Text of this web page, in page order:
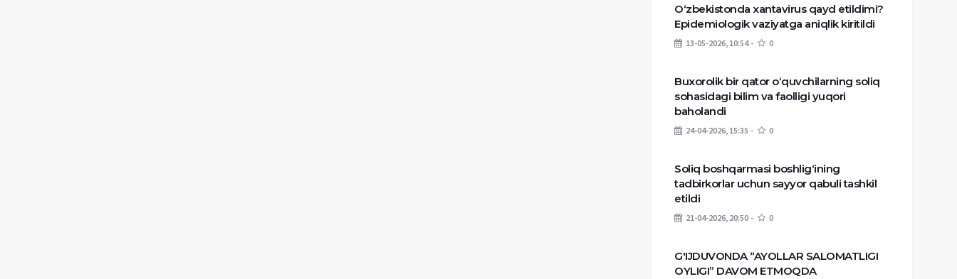
O‘zbekistonda xantavirus qayd etildimi?
Epidemiologik vaziyatga aniqlik kiritildi
13-05-2026, 10:54 0
Buxorolik bir qator o‘quvchilarning soliq
sohasidagi bilim va faolligi yuqori
baholandi
24-04-2026, 15:35 0
Soliq boshqarmasi boshlig‘ining
tadbirkorlar uchun sayyor qabuli tashkil
etildi
21-04-2026, 20:50 0
G'IJDUVONDA “AYOLLAR SALOMATLIGI
OYLIGI” DAVOM ETMOQDA